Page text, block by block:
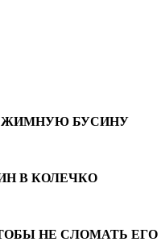
БУСИНУ
В КОЛЕЧКО
НЕ СЛОМАТЬ ЕГО